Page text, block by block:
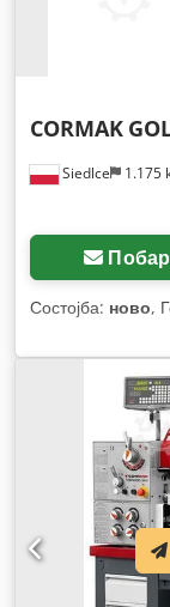
Siedlce 1.175
CORMAK
Состојба: ново,